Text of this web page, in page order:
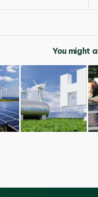
You might